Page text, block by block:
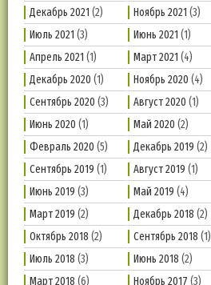
Декабрь 2021 (2) Ноябрь 2021 (3)
Июль 2021 (3) Июнь 2021 (1)
Апрель 2021 (1) Март 2021 (4)
Декабрь 2020 (1) Ноябрь 2020 (4)
Сентябрь 2020 (3) Август 2020 (1)
Июнь 2020 (1) Май 2020 (2)
Февраль 2020 (5) Декабрь 2019 (2)
Сентябрь 2019 (1) Август 2019 (1)
Июнь 2019 (3) Май 2019 (4)
Март 2019 (2) Декабрь 2018 (2)
Октябрь 2018 (2) Сентябрь 2018 (1)
Июль 2018 (3) Июнь 2018 (2)
Март 2018 (6) Ноябрь 2017 (3)